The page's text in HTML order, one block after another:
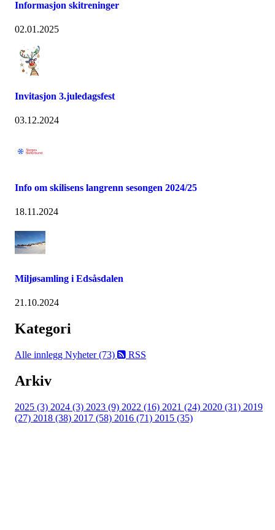
Informasjon skitreninger
02.01.2025
Invitasjon 3.juledagsfest
03.12.2024
Info om skilisens langrenn sesongen 2024/25
18.11.2024
Miljøsamling i Edsåsdalen
21.10.2024
Kategori
Alle innlegg Nyheter (73) RSS
Arkiv
2025 (3) 2024 (3) 2023 (9) 2022 (16) 2021 (24) 2020 (31) 2019
(27) 2018 (38) 2017 (58) 2016 (71) 2015 (35)